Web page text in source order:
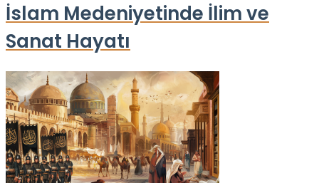
İslam Medeniyetinde İlim ve
Sanat Hayatı